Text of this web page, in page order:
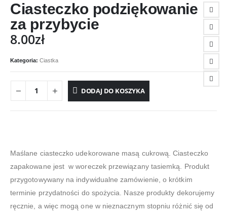
Ciasteczko podziękowanie
za przybycie
8.00zł
Kategoria: Ciastka
DODAJ DO KOSZYKA
Maślane ciasteczko udekorowane masą cukrową. Ciasteczko
zapakowane jest w woreczek przewiązany tasiemką. Produkt
przygotowywany na indywidualne zamówienie, o krótkim
terminie przydatności do spożycia. Nasze produkty dekorujemy
ręcznie, a więc mogą one w nieznacznym stopniu różnić się od